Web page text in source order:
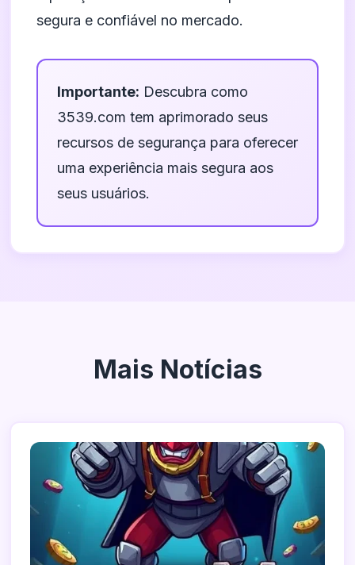
segura e confiável no mercado.
Importante: Descubra como
3539.com tem aprimorado seus
recursos de segurança para oferecer
uma experiência mais segura aos
seus usuários.
Mais Notícias